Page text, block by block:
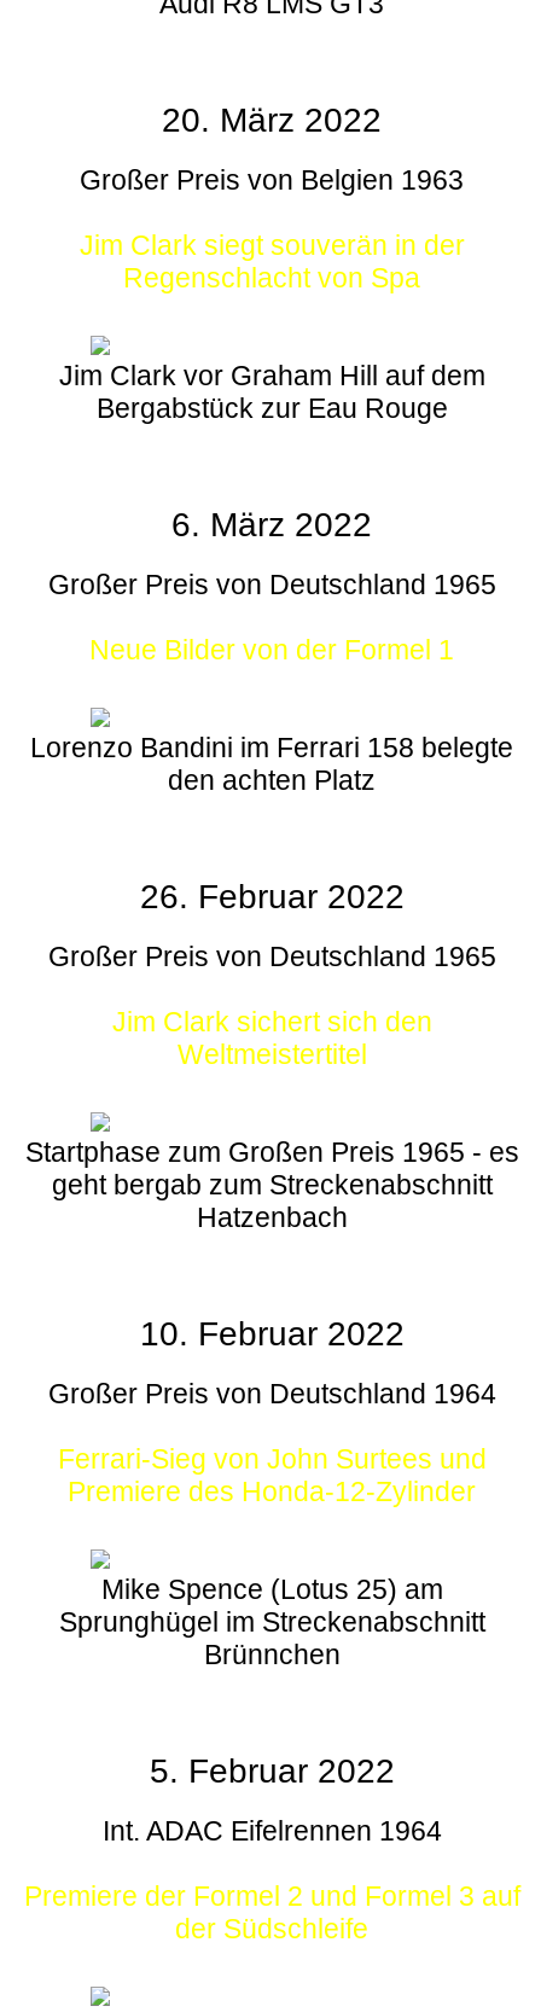
20. März 2022
Großer Preis von Belgien 1963
Jim Clark siegt souverän in der
Regenschlacht von Spa
Jim Clark vor Graham Hill auf dem
Bergabstück zur Eau Rouge
6. März 2022
Großer Preis von Deutschland 1965
Neue Bilder von der Formel 1
Lorenzo Bandini im Ferrari 158 belegte
den achten Platz
26. Februar 2022
Großer Preis von Deutschland 1965
Jim Clark sichert sich den
Weltmeistertitel
Startphase zum Großen Preis 1965 - es
geht bergab zum Streckenabschnitt
Hatzenbach
10. Februar 2022
Großer Preis von Deutschland 1964
Ferrari-Sieg von John Surtees und
Premiere des Honda-12-Zylinder
Mike Spence (Lotus 25) am
Sprunghügel im Streckenabschnitt
Brünnchen
5. Februar 2022
Int. ADAC Eifelrennen 1964
Premiere der Formel 2 und Formel 3 auf
der Südschleife